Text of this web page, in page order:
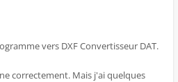
vers DXF Convertisseur DAT.
correctement. Mais j'ai quelques